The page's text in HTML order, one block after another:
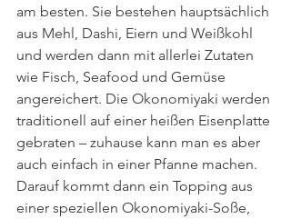
am besten. Sie bestehen hauptsächlich
aus Mehl, Dashi, Eiern und Weißkohl
und werden dann mit allerlei Zutaten
wie Fisch, Seafood und Gemüse
angereichert. Die Okonomiyaki werden
traditionell auf einer heißen Eisenplatte
gebraten – zuhause kann man es aber
auch einfach in einer Pfanne machen.
Darauf kommt dann ein Topping aus
einer speziellen Okonomiyaki-Soße,